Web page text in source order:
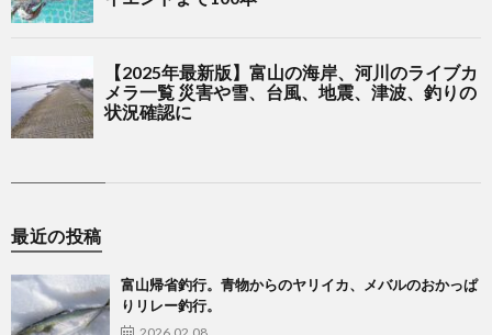
最近の投稿
富山帰省釣行。青物からのヤリイカ、メバルのおかっぱ
りリレー釣行。